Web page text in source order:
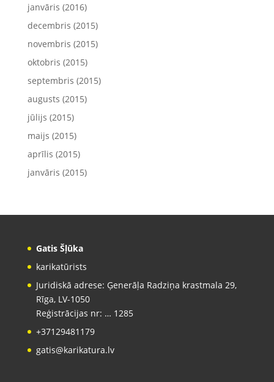
janvāris (2016)
decembris (2015)
novembris (2015)
oktobris (2015)
septembris (2015)
augusts (2015)
jūlijs (2015)
maijs (2015)
aprīlis (2015)
janvāris (2015)
Gatis Šļūka
karikatūrists
Juridiskā adrese: Ģenerāļa Radziņa krastmala 29,
Rīga, LV-1050
Reģistrācijas nr: … 1285
+37129481179
gatis@karikatura.lv